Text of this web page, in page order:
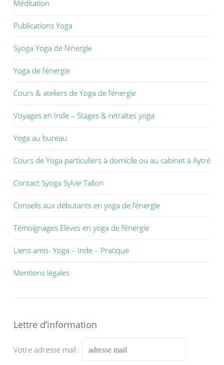
Méditation
Publications Yoga
Syoga Yoga de l’énergie
Yoga de l’énergie
Cours & ateliers de Yoga de l’énergie
Voyages en Inde – Stages & retraites yoga
Yoga au bureau
Cours de Yoga particuliers à domicile ou au cabinet à Aytré
Contact Syoga Sylvie Tallon
Conseils aux débutants en yoga de l’énergie
Témoignages Elèves en yoga de l’énergie
Liens amis- Yoga – Inde – Pratique
Mentions légales
Lettre d’information
Votre adresse mail :